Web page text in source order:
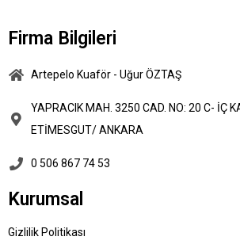
Firma Bilgileri
Artepelo Kuaför - Uğur ÖZTAŞ
YAPRACIK MAH. 3250 CAD. NO: 20 C- İÇ
ETİMESGUT/ ANKARA
0 506 867 74 53
Kurumsal
Gizlilik Politikası